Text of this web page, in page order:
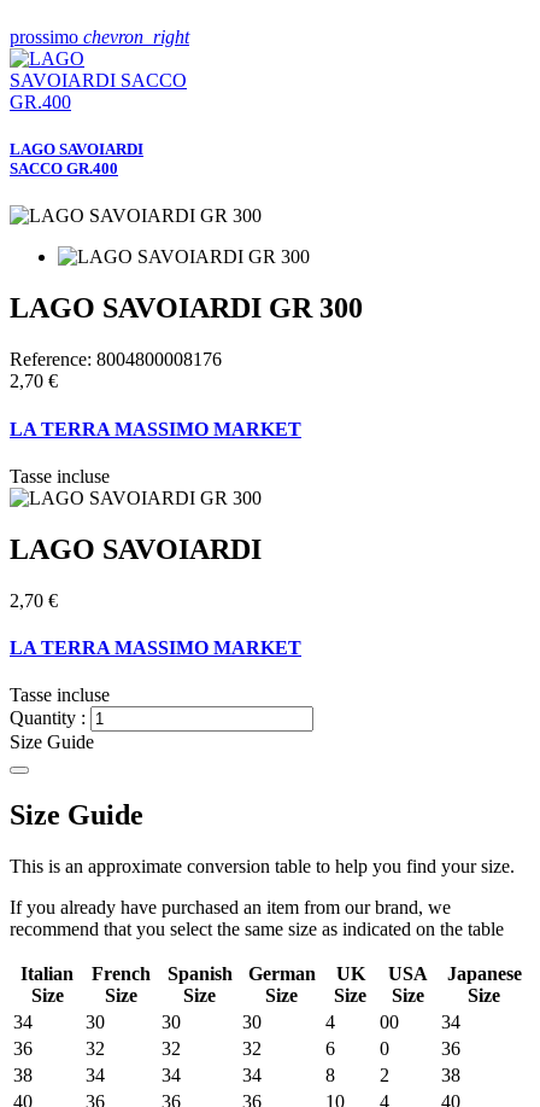
prossimo chevron_right
LAGO SAVOIARDI
SACCO GR.400
LAGO SAVOIARDI GR 300
Reference: 8004800008176
2,70 €
LA TERRA MASSIMO MARKET
Tasse incluse
LAGO SAVOIARDI
2,70 €
LA TERRA MASSIMO MARKET
Tasse incluse
Quantity :
Size Guide
Size Guide
This is an approximate conversion table to help you find your size.
If you already have purchased an item from our brand, we
recommend that you select the same size as indicated on the table
Italian
Size
French
Size
Spanish
Size
German
Size
UK
Size
USA
Size
Japanese
Size
34
30 30 30 4 00
34
36
32 32 32 6 0
36
38
34 34 34 8 2
38
40
36 36 36 10 4 40